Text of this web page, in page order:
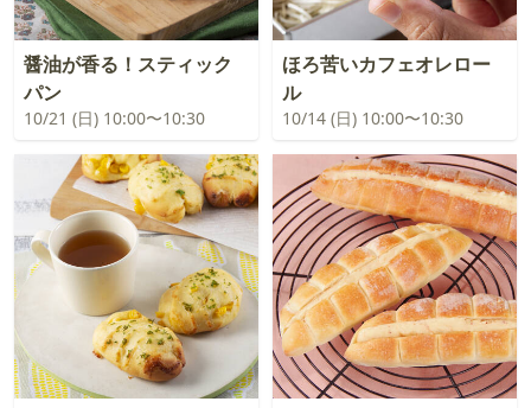
醤油が香る！スティック
パン
10/21 (日) 10:00〜10:30
ほろ苦いカフェオレロー
ル
10/14 (日) 10:00〜10:30